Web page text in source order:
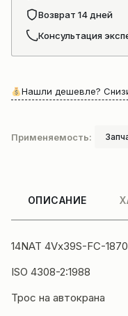
Возврат 14 дней
Консультация
Нашли дешевле?
Применяемость:
ОПИСАНИЕ
14NAT 4Vx39S-FC-1870
ISO 4308-2:1988
Трос на автокрана